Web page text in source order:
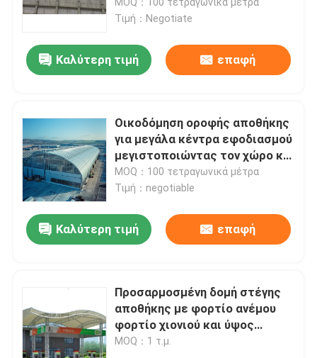
MOQ：100 τετραγωνικά μέτρα
Τιμή：Negotiate
Καλύτερη τιμή επαφή
Οικοδόμηση οροφής αποθήκης
για μεγάλα κέντρα εφοδιασμού
μεγιστοποιώντας τον χώρο και
την αποτελεσματικότητα
MOQ：100 τετραγωνικά μέτρα
Τιμή：negotiable
Καλύτερη τιμή επαφή
Προσαρμοσμένη δομή στέγης
αποθήκης με φορτίο ανέμου
φορτίο χιονιού και ύψος
γκρεμού
MOQ：1 τ.μ.